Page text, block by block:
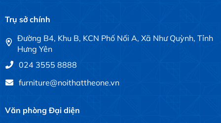
Trụ sở chính
Đường B4, Khu B, KCN Phố Nối A, Xã Như Quỳnh, Tỉnh
Hưng Yên
024 3555 8888
furniture@noithattheone.vn
Văn phòng Đại diện